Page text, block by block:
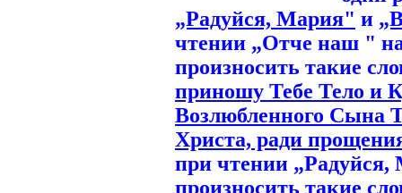
„Радуйся, Мария" и
чтении „Отче наш "
произносить такие
приношу Тебе Тело и
Возлюбленного Сына
Христа, ради
при чтении
произносить такие